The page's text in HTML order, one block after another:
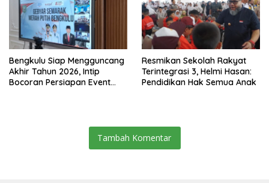
Bengkulu Siap Mengguncang
Akhir Tahun 2026, Intip
Bocoran Persiapan Event
Resmikan Sekolah Rakyat
Terintegrasi 3, Helmi Hasan:
Pendidikan Hak Semua Anak
Tambah Komentar